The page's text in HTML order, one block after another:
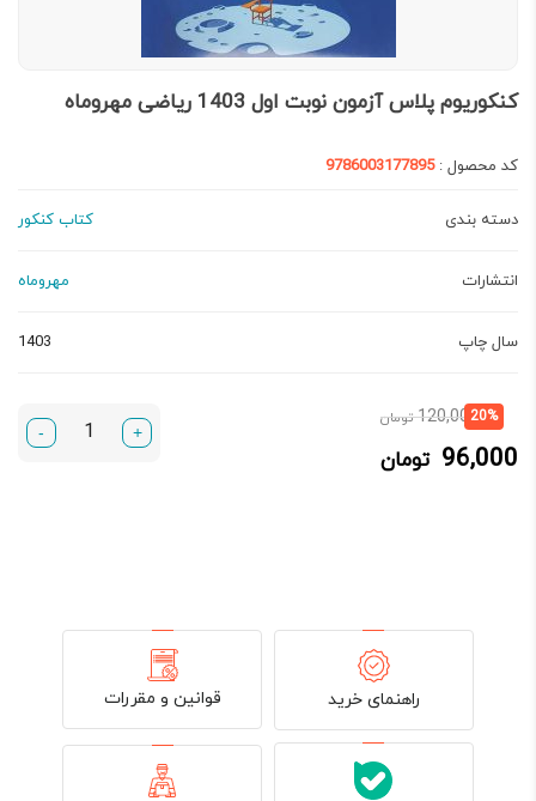
کنکوریوم پلاس آزمون نوبت اول 1403 ریاضی مهروماه
کد محصول :9786003177895
دسته بندی کتاب کنکور
انتشارات مهروماه
سال چاپ 1403
20%
120,000 تومانقیمت
96,000 تومان
قیمت
96,000 تومان.
+
-
راهنمای خرید قوانین و مقررات